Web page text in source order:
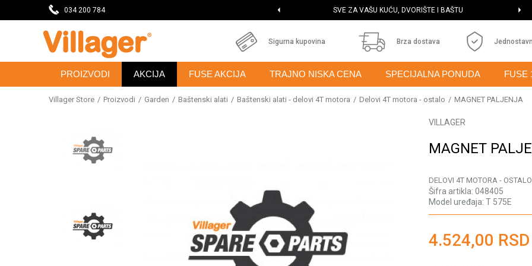
034 200 784DOBRODOŠLI NA VILLAGER ONLINE PRODAVNICU SVE ZA VAŠU KUĆU, DVORIŠTE I BAŠTU
Sigurna kupovina Brza dostava
PROIZVODI AKCIJA FUSE AKCIJA TRAJNO NISKA CENA SPECIJALNA PONUDA FUSE
Villager Store Proizvodi Garden Baštenski alati Baštenski alati - delovi 4T motora Delovi 4T motora - ostalo MAGNET PALJENJA
VILLAGER
MAGNET
DELOVI 4T MOTORA - OSTALO
Šifra artikla: 048405
Model uređaja: T 575E
4.524,00 RSD